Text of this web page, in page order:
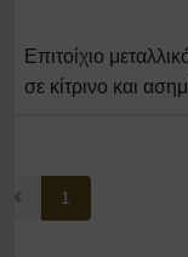
Επιτοίχιο
σε κίτρινο και
1